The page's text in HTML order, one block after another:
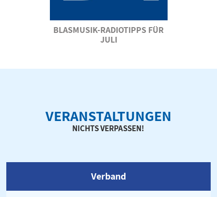
BLASMUSIK-RADIOTIPPS FÜR
JULI
VERANSTALTUNGEN
NICHTS VERPASSEN!
Verband